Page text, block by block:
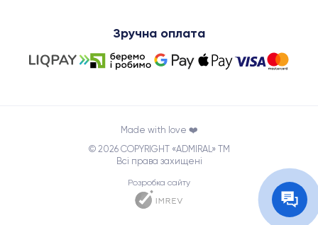
Зручна оплата
Made with love ❤️
© 2026 COPYRIGHT «ADMIRAL» TM
Всі права захищені
Розробка сайту